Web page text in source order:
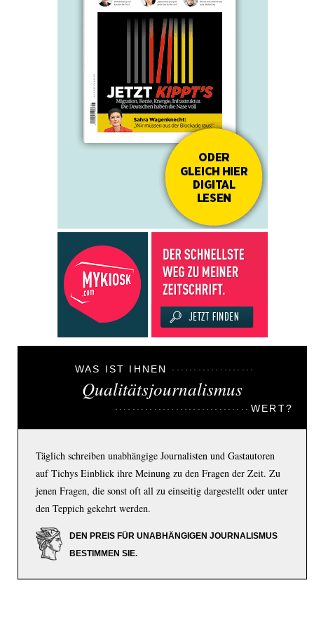
WAS IST IHNEN
Qualitätsjournalismus
WERT?
Täglich schreiben unabhängige Journalisten und Gastautoren
auf Tichys Einblick ihre Meinung zu den Fragen der Zeit. Zu
jenen Fragen, die sonst oft all zu einseitig dargestellt oder unter
den Teppich gekehrt werden.
DEN PREIS FÜR UNABHÄNGIGEN JOURNALISMUS
BESTIMMEN SIE.